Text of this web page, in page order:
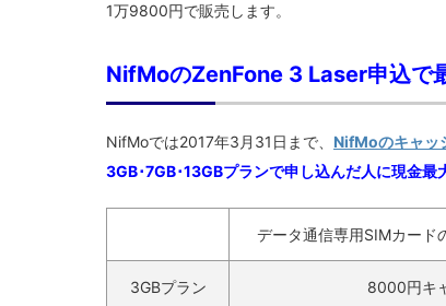
1万9800円で販売します。
NifMoのZenFone 3 Laser申込で
NifMoでは2017年3月31日まで、 NifMoのキャッ
3GB･7GB･13GBプランで申し込んだ人に現金最
データ通信専用SIMカード
3GBプラン 8000円キ